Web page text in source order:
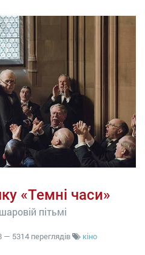
«Темні часи»
пітьмі
— 5314 переглядів
кіно